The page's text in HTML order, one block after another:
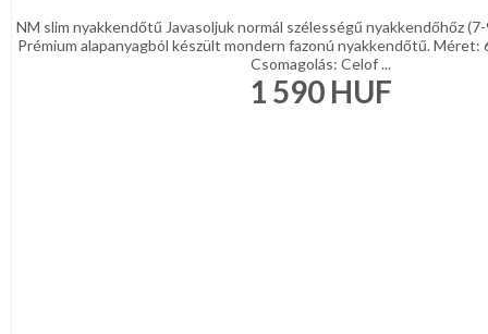
NM slim nyakkendőtű Javasoljuk normál szélességű nyakkendőhőz
Prémium alapanyagból készült mondern fazonú nyakkendőtű. Méret:
Csomagolás: Celof ...
1 590 HUF